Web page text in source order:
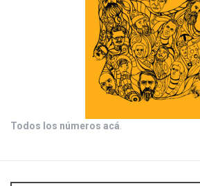
Todos los números acá.